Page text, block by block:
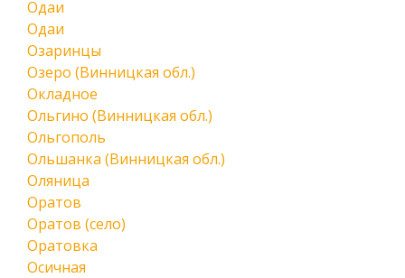
Одаи
Одаи
Озаринцы
Озеро (Винницкая обл.)
Окладное
Ольгино (Винницкая обл.)
Ольгополь
Ольшанка (Винницкая обл.)
Оляница
Оратов
Оратов (село)
Оратовка
Осичная